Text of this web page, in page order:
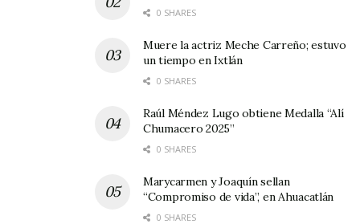
0 SHARES
Muere la actriz Meche Carreño; estuvo
un tiempo en Ixtlán
0 SHARES
Raúl Méndez Lugo obtiene Medalla “Alí
Chumacero 2025”
0 SHARES
Marycarmen y Joaquín sellan
“Compromiso de vida”, en Ahuacatlán
0 SHARES